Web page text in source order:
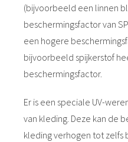
(bijvoorbeeld een linnen
beschermingsfactor van
een hogere
bijvoorbeeld spijkerstof
beschermingsfactor.
Er is een speciale UV-
van kleding. Deze kan de
kleding verhogen tot zelfs